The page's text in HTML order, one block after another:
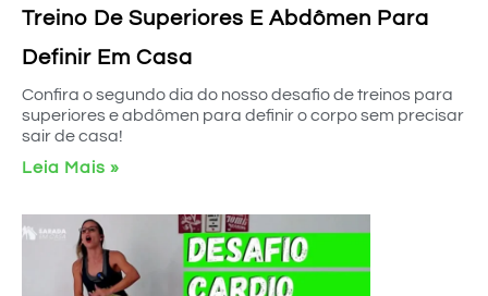
Treino De Superiores E Abdômen Para
Definir Em Casa
Confira o segundo dia do nosso desafio de treinos para
superiores e abdômen para definir o corpo sem precisar
sair de casa!
Leia Mais »